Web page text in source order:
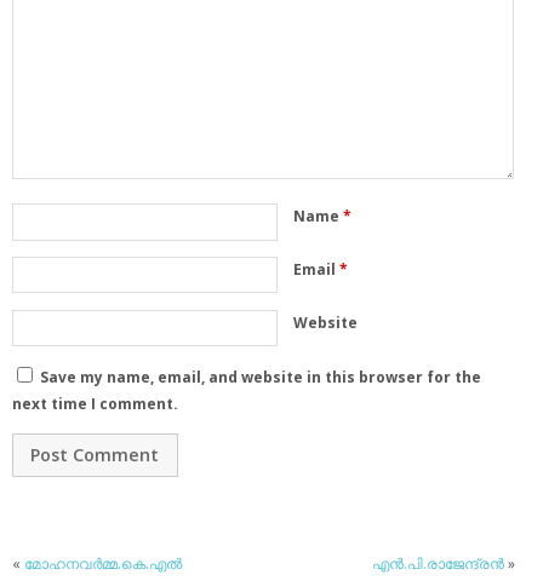
Name *
Email *
Website
Save my name, email, and website in this browser for the
next time I comment.
« മോഹനവര്‍മ്മ.കെ.എല്‍ എന്‍.പി.രാജേന്ദ്രന്‍»